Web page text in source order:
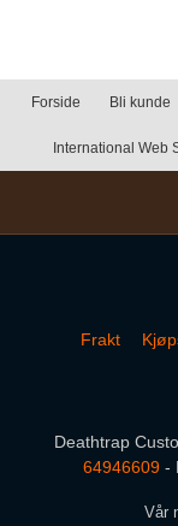
Forside Bli kunde
International Web
Frakt
Deathtrap
64946609 -
Vår